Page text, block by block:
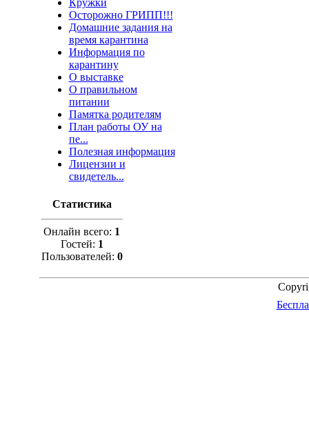
Кружки
Осторожно ГРИПП!!!
Домашние задания на
время карантина
Информация по
карантину
О выставке
О правильном
питании
Памятка родителям
План работы ОУ на
пе...
Полезная информация
Лицензии и
свидетель...
Статистика
Онлайн всего: 1
Гостей: 1
Пользователей: 0